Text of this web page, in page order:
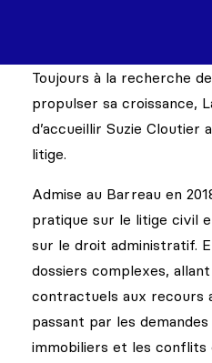
Toujours à la recherche
propulser sa croissance,
d’accueillir Suzie Cloutier
litige.
Admise au Barreau en
pratique sur le litige civil
sur le droit administratif.
dossiers complexes,
contractuels aux recours
passant par les
immobiliers et les conflits